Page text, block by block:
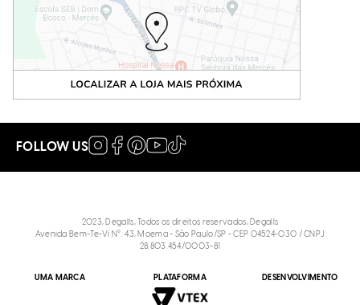
FOLLOW US
2023, Degalls, Todos os direitos reservados, Degalls
Avenida Bem-Te-Vi N°: 43, Moema - São Paulo/SP - CEP 04524-030 / CNPJ
28.803.454/0003-81
UMA MARCA PLATAFORMA DESENVOLVIMENTO